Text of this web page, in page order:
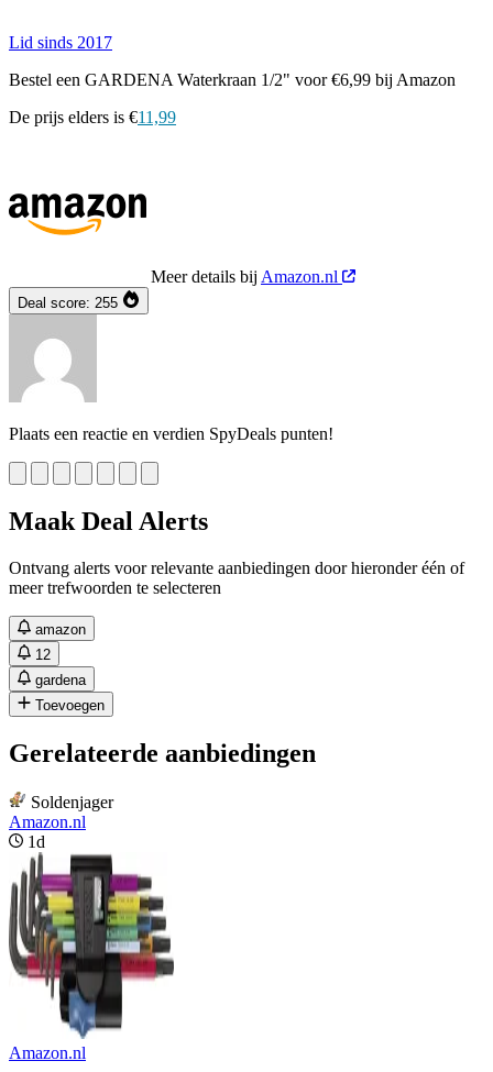
Lid sinds 2017
Bestel een GARDENA Waterkraan 1/2" voor €6,99 bij Amazon
De prijs elders is €11,99
Meer details bij Amazon.nl
Deal score: 255
Plaats een reactie en verdien SpyDeals punten!
Maak Deal Alerts
Ontvang alerts voor relevante aanbiedingen door hieronder één of
meer trefwoorden te selecteren
amazon
12
gardena
Toevoegen
Gerelateerde aanbiedingen
Soldenjager
Amazon.nl
1d
Amazon.nl